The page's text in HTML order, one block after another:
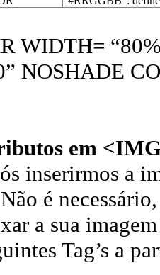
WIDTH=
NOSHADE
em
inserirmos a
é
a sua
Tag’s a